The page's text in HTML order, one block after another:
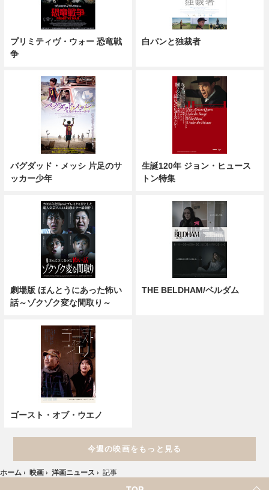
プリミティヴ・ウォー 恐竜戦
争
白パンと独裁者
バグダッド・メッシ 片足のサ
ッカー少年
生誕120年 ジョン・ヒュース
トン特集
劇場版 ほんとうにあった怖い
話～ゾクゾク変な間取り～
THE BELDHAM/ベルダム
ゴースト・オブ・ウエノ
今週の映画をもっと見る
ホーム › 映画 › 洋画ニュース › 記事